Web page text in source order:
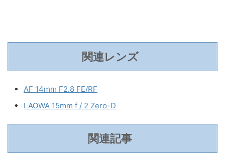
関連レンズ
AF 14mm F2.8 FE/RF
LAOWA 15mm f / 2 Zero-D
関連記事